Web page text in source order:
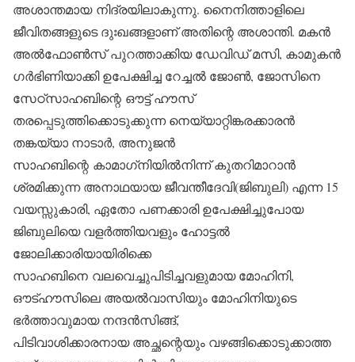
അശാന്തമായ നിദ്രയിലാകുന്നു. നൈനിത്താളിലെ
ജീവിതങ്ങളുടെ ദുഃഖങ്ങളാണ് അതിന്റെ അശാന്തി. മകന്‍
അല്‍ഫോണ്‍സ് പുറത്താക്കിയ ഡേവിഡ് മസി, കാമുകന്‍
ഗര്‍ഭിണിയാക്കി ഉപേക്ഷിച്ച റേച്ചല്‍ ജോണ്‍, ജോസിനെ
സേഠ്‌സാഹബിന്റെ ഔട്ട് ഹൗസ്
തരപ്പെടുത്തിക്കൊടുക്കുന്ന നെയ്യാറ്റിങ്കരക്കാരന്‍
തങ്കയ്യാ നാടാര്‍, അനുജന്‍
സാഹബിന്റെ കാമാഗ്‌നിയില്‍നിന്ന് കുതറിമാറാന്‍
ശ്രമിക്കുന്ന അനാഥയായ ജീവന്തീദേവി(ജിബുലി) എന്ന 15
വയസ്സുകാരി, ഏതോ പണക്കാരി ഉപേക്ഷിച്ചുപോയ
ജിബുലിയെ വളര്‍ത്തിയവളും ഹോട്ടല്‍
ജോലിക്കാരിയായിരിക്കെ
സാഹബിനെ വലവെച്ചുപിടിച്ചവളുമായ മോഹിനി,
ഔട്ഹൗസിലെ അയല്‍വാസിയും മോഹിനിയുടെ
ഭര്‍ത്താവുമായ നന്ദന്‍സിങ്ങ്,
പിടിവാശിക്കാരനായ അച്ഛന്റെയും വഴങ്ങിക്കൊടുക്കാത്ത